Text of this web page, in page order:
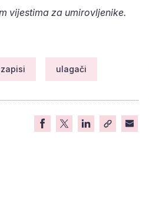
vijestima za umirovljenike.
ulagači